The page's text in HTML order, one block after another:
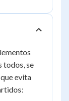
todos, se
evita